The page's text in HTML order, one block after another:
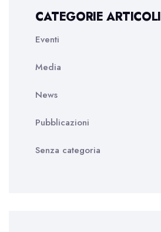
CATEGORIE ARTICOLI
Eventi
Media
News
Pubblicazioni
Senza categoria